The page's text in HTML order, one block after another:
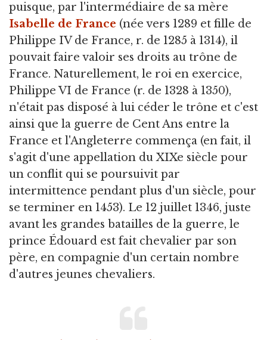
puisque, par l'intermédiaire de sa mère
Isabelle de France (née vers 1289 et fille de
Philippe IV de France, r. de 1285 à 1314), il
pouvait faire valoir ses droits au trône de
France. Naturellement, le roi en exercice,
Philippe VI de France (r. de 1328 à 1350),
n'était pas disposé à lui céder le trône et c'est
ainsi que la guerre de Cent Ans entre la
France et l'Angleterre commença (en fait, il
s'agit d'une appellation du XIXe siècle pour
un conflit qui se poursuivit par
intermittence pendant plus d'un siècle, pour
se terminer en 1453). Le 12 juillet 1346, juste
avant les grandes batailles de la guerre, le
prince Édouard est fait chevalier par son
père, en compagnie d'un certain nombre
d'autres jeunes chevaliers.